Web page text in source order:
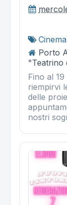
Cinema
Porto
"Teatrino
Fino al
riempirvi
delle
nostri